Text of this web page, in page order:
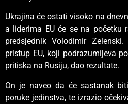
Ukrajina će ostati visoko na
a liderima EU će se na početku
predsjednik Volodimir
pristup EU, koji podrazumijeva
pritiska na Rusiju, dao rezultate.
On je naveo da će sastanak
poruke jedinstva, te izrazio